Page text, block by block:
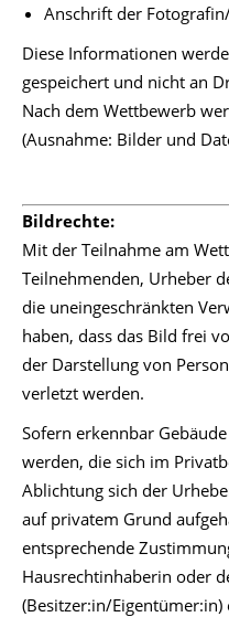
Anschrift der
Diese Informationen
gespeichert und nicht an
Nach dem Wettbewerb
(Ausnahme: Bilder und
Bildrechte:
Mit der Teilnahme am
Teilnehmenden, Urheber
die uneingeschränkten
haben, dass das Bild frei
der Darstellung von
verletzt werden.
Sofern erkennbar
werden, die sich im
Ablichtung sich der
auf privatem Grund
entsprechende
Hausrechtinhaberin oder
(Besitzer:in/